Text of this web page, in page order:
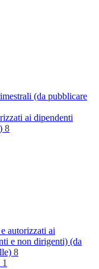
(da pubblicare
ai dipendenti
8
autorizzati ai
e non dirigenti) (da
8
1